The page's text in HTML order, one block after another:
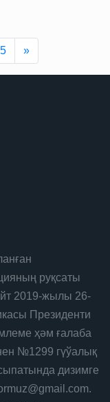
5 »Next
руқсаты
2019-жылы 26-
Президенти
ҳәм ғалаба
№1299 гүўалық
дизимге